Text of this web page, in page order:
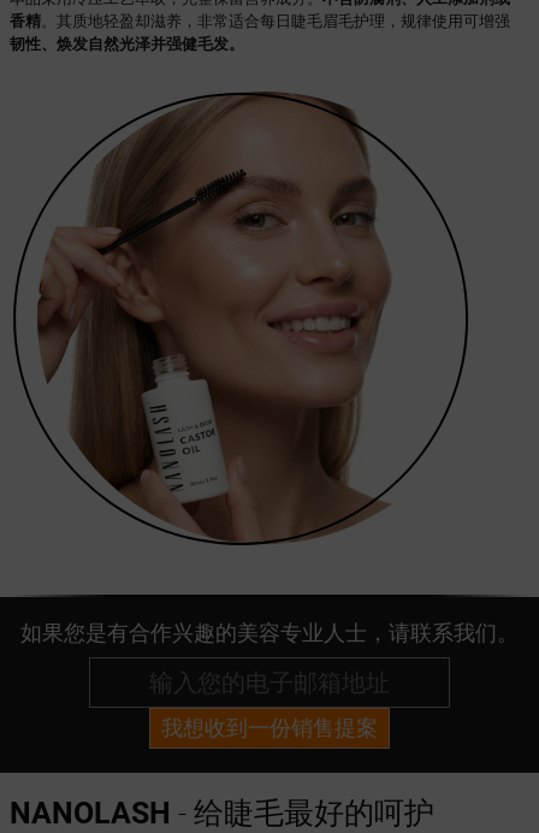
香精。其质地轻盈却滋养，非常适合每日睫毛眉毛护理，规律使用可增强
韧性、焕发自然光泽并强健毛发。
如果您是有合作兴趣的美容专业人士，请联系我们。
我想收到一份销售提案
NANOLASH - 给睫毛最好的呵护